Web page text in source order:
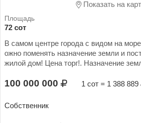
Показать на
72 сот
В самом центре города с видом на
ожно поменять назначение земли и
жилой дом! Цена торг!. Назначение
100 000 000 1 сот = 1 388 889
Собственник